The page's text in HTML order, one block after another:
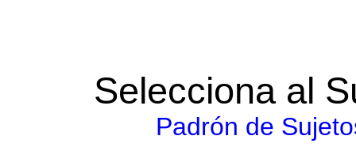
Selecciona al
Padrón de